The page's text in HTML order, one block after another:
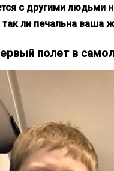
с другими людьми
ли печальна ваша
полет в